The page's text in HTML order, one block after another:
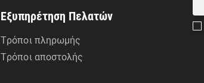
Εξυπηρέτηση Πελατών
Τρόποι πληρωμής
Τρόποι αποστολής